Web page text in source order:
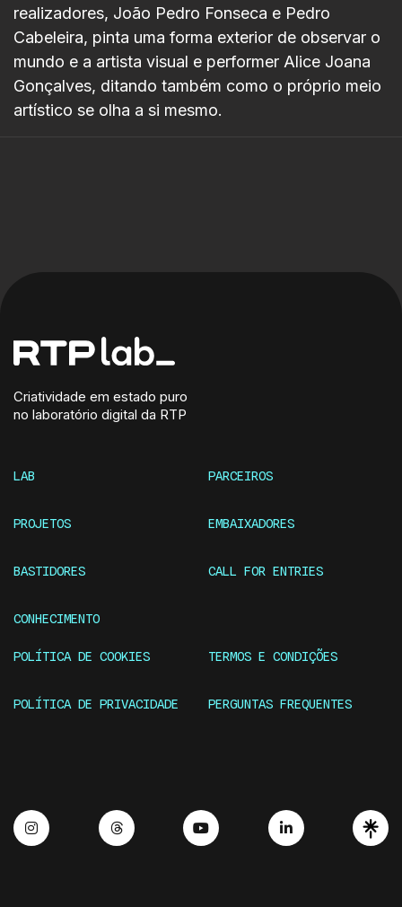
realizadores, João Pedro Fonseca e Pedro
Cabeleira, pinta uma forma exterior de observar o
mundo e a artista visual e performer Alice Joana
Gonçalves, ditando também como o próprio meio
artístico se olha a si mesmo.
Criatividade em estado puro
no laboratório digital da RTP
LAB
PROJETOS
BASTIDORES
CONHECIMENTO
PARCEIROS
EMBAIXADORES
CALL FOR ENTRIES
POLÍTICA DE COOKIES
POLÍTICA DE PRIVACIDADE
TERMOS E CONDIÇÕES
PERGUNTAS FREQUENTES
Instagram Threads Youtube Linkedin